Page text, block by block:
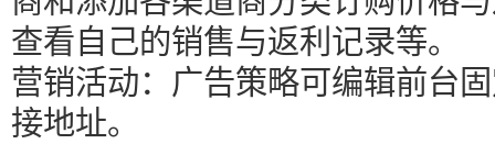
查看自己的销售与返利记录等。
营销活动：广告策略可编辑前台
接地址。